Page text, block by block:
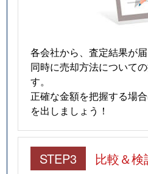
各会社から、査定結果が届
同時に売却方法について
す。
正確な金額を把握する場
を出しましょう！
STEP3 比較＆検